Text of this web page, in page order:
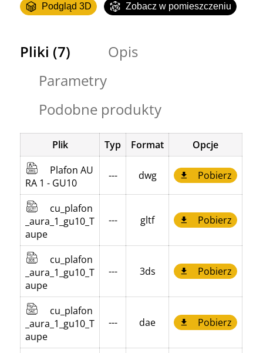
Podgląd 3D Zobacz w pomieszczeniu
Pliki (7)
Opis
Parametry
Podobne produkty
Plik Typ Format
Opcje
Plafon AU
RA 1 - GU10
--- dwg Pobierz
cu_plafon
_aura_1_gu10_T
aupe
--- gltf Pobierz
cu_plafon
_aura_1_gu10_T
aupe
--- 3ds Pobierz
cu_plafon
_aura_1_gu10_T
aupe
--- dae Pobierz